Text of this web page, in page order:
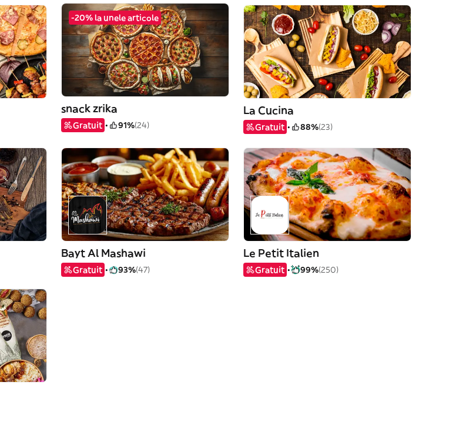
-20% la unele articole
snack zrika
Gratuit 91%(24)
La Cucina
Gratuit 88%(23)
Bayt Al Mashawi
Gratuit 93%(47)
Le Petit Italien
Gratuit 99%(250)